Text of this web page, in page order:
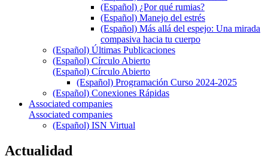
(Español) ¿Por qué rumias?
(Español) Manejo del estrés
(Español) Más allá del espejo: Una mirada
compasiva hacia tu cuerpo
(Español) Últimas Publicaciones
(Español) Círculo Abierto
(Español) Círculo Abierto
(Español) Programación Curso 2024-2025
(Español) Conexiones Rápidas
Associated companies
Associated companies
(Español) ISN Virtual
Actualidad